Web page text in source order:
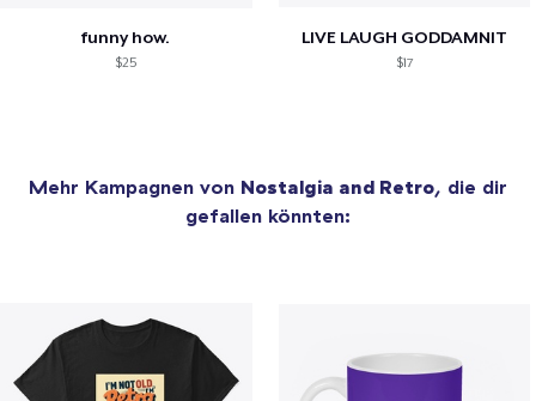
funny how.
$25
LIVE LAUGH GODDAMNIT
$17
Mehr Kampagnen von Nostalgia and Retro, die dir
gefallen könnten: